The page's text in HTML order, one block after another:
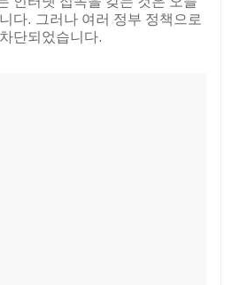
다. 그러나 여러 정부 정책으로
단되었습니다.